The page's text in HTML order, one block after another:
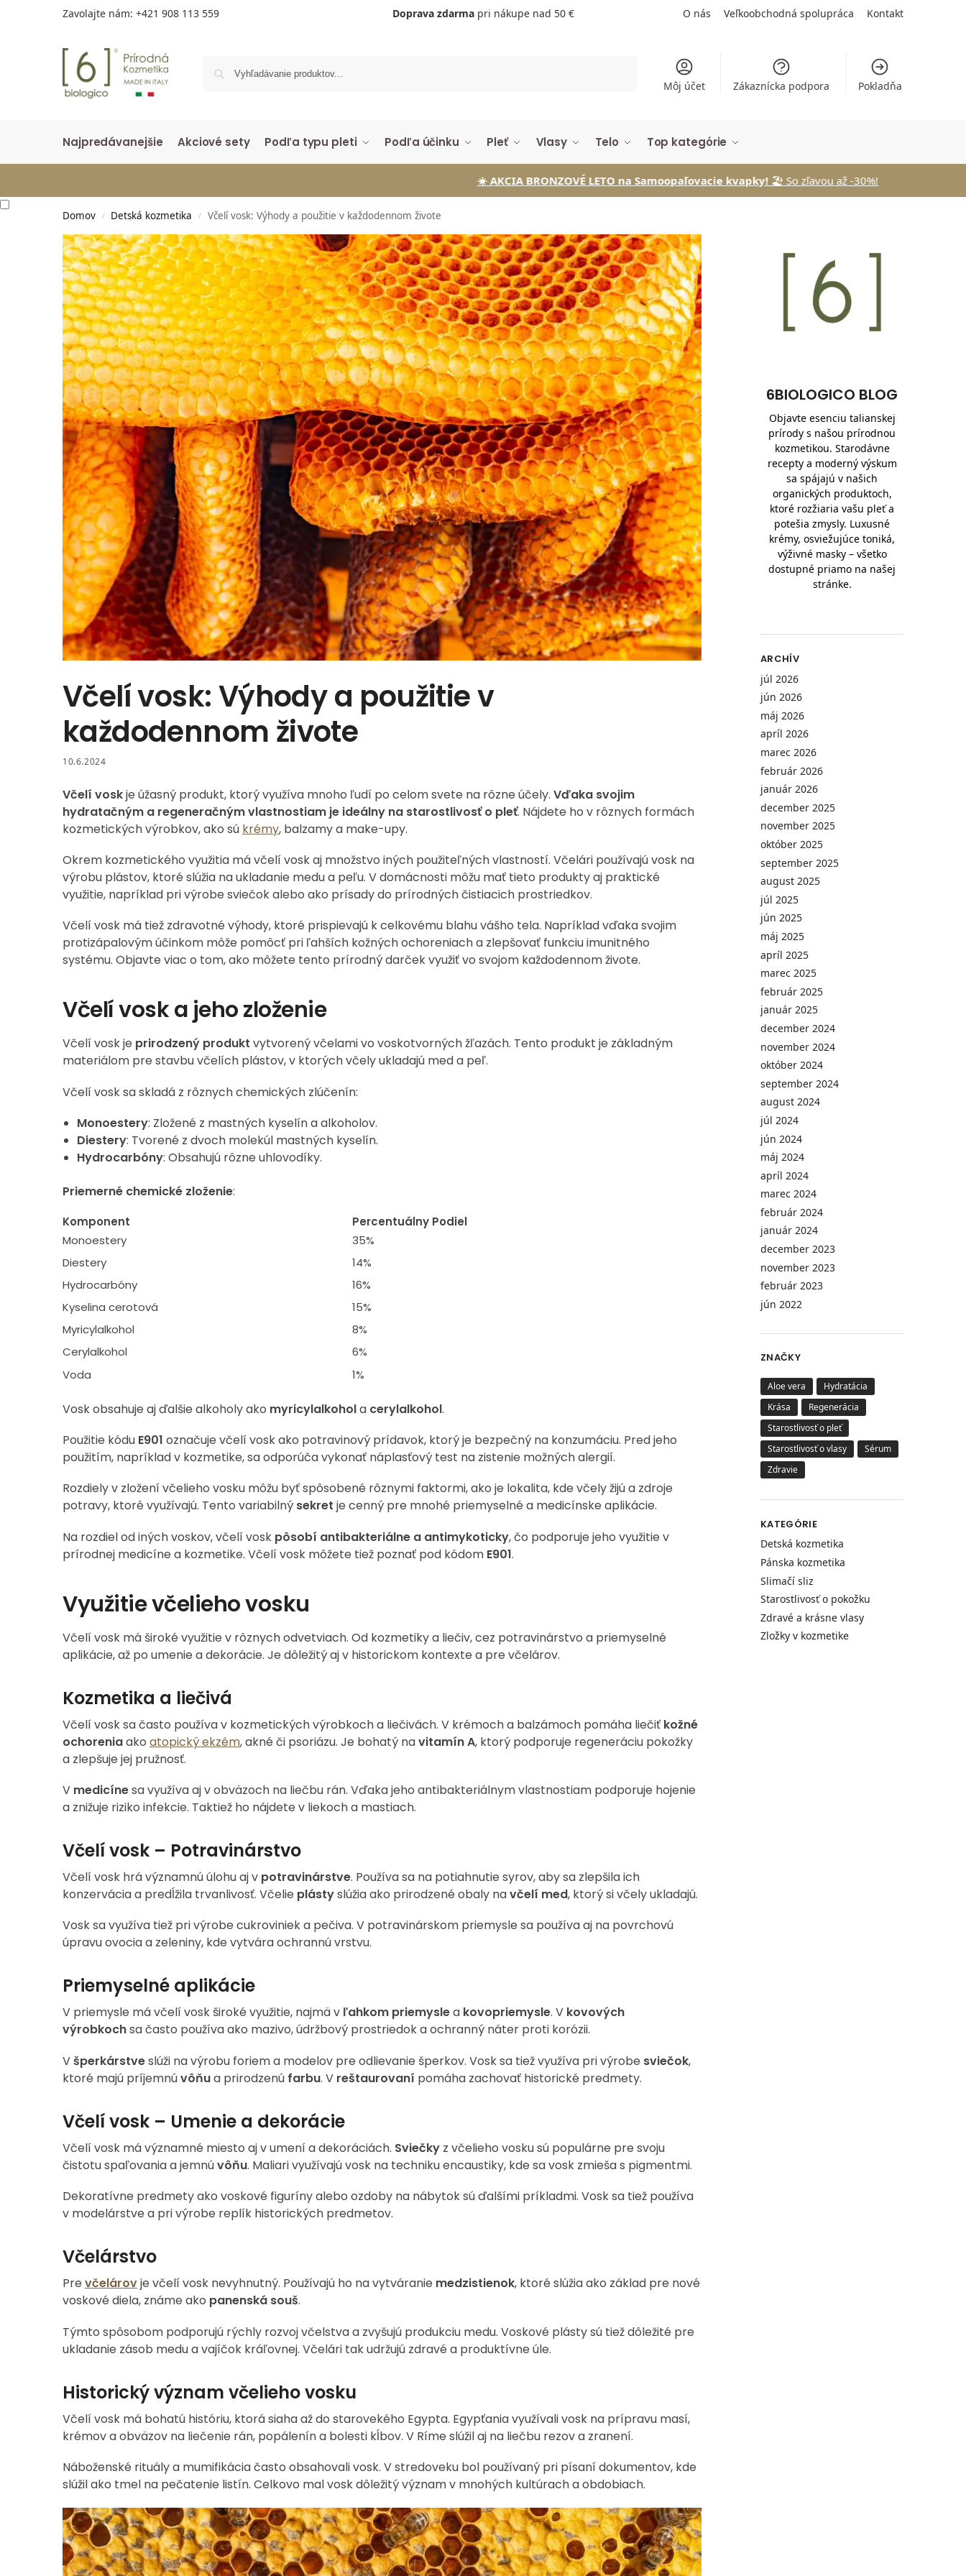
Zavolajte nám: +421 908 113 559 Doprava zdarmapri nákupe nad 50 € O nás Veľkoobchodná spolupráca Kontakt
Môj účet Zákaznícka podpora Pokladňa
Najpredávanejšie Akciové sety Podľa typu pleti Podľa účinku Pleť Vlasy Telo Top kategórie
☀️ AKCIA BRONZOVÉ LETO na Samoopaľovacie kvapky!🏖️ So zľavou až -30%!
Domov / Detská kozmetika / Včelí vosk: Výhody a použitie v každodennom živote
Včelí vosk: Výhody a použitie v
každodennom živote
10.6.2024
Včelí voskje úžasný produkt, ktorý využíva mnoho ľudí po celom svete na rôzne účely. Vďaka svojim
hydratačným a regeneračným vlastnostiam je ideálny na starostlivosť o pleť. Nájdete ho v rôznych formách
kozmetických výrobkov, ako sú krémy, balzamy a make-upy.
Okrem kozmetického využitia má včelí vosk aj množstvo iných použiteľných vlastností. Včelári používajú vosk na
výrobu plástov, ktoré slúžia na ukladanie medu a peľu. V domácnosti môžu mať tieto produkty aj praktické
využitie, napríklad pri výrobe sviečok alebo ako prísady do prírodných čistiacich prostriedkov.
Včelí vosk má tiež zdravotné výhody, ktoré prispievajú k celkovému blahu vášho tela. Napríklad vďaka svojim
protizápalovým účinkom môže pomôcť pri ľahších kožných ochoreniach a zlepšovať funkciu imunitného
systému. Objavte viac o tom, ako môžete tento prírodný darček využiť vo svojom každodennom živote.
Včelí vosk a jeho zloženie
Včelí vosk je prirodzený produkt vytvorený včelami vo voskotvorných žľazách. Tento produkt je základným
materiálom pre stavbu včelích plástov, v ktorých včely ukladajú med a peľ.
Včelí vosk sa skladá z rôznych chemických zlúčenín:
Monoestery: Zložené z mastných kyselín a alkoholov.
Diestery: Tvorené z dvoch molekúl mastných kyselín.
Hydrocarbóny: Obsahujú rôzne uhlovodíky.
Priemerné chemické zloženie:
Komponent
Percentuálny Podiel
Monoestery
35%
Diestery
14%
Hydrocarbóny
16%
Kyselina cerotová
15%
Myricylalkohol
8%
Cerylalkohol
6%
Voda
1%
Vosk obsahuje aj ďalšie alkoholy ako myricylalkohola cerylalkohol.
Použitie kódu E901 označuje včelí vosk ako potravinový prídavok, ktorý je bezpečný na konzumáciu. Pred jeho
použitím, napríklad v kozmetike, sa odporúča vykonať náplasťový test na zistenie možných alergií.
Rozdiely v zložení včelieho vosku môžu byť spôsobené rôznymi faktormi, ako je lokalita, kde včely žijú a zdroje
potravy, ktoré využívajú. Tento variabilný sekret je cenný pre mnohé priemyselné a medicínske aplikácie.
Na rozdiel od iných voskov, včelí vosk pôsobí antibakteriálne a antimykoticky, čo podporuje jeho využitie v
prírodnej medicíne a kozmetike. Včelí vosk môžete tiež poznať pod kódom E901.
Využitie včelieho vosku
Včelí vosk má široké využitie v rôznych odvetviach. Od kozmetiky a liečiv, cez potravinárstvo a priemyselné
aplikácie, až po umenie a dekorácie. Je dôležitý aj v historickom kontexte a pre včelárov.
Kozmetika a liečivá
Včelí vosk sa často používa v kozmetických výrobkoch a liečivách. V krémoch a balzámoch pomáha liečiť kožné
ochoreniaako atopický ekzém, akné či psoriázu. Je bohatý navitamín A, ktorý podporuje regeneráciu pokožky
a zlepšuje jej pružnosť.
V medicínesa využíva aj v obväzoch na liečbu rán. Vďaka jeho antibakteriálnym vlastnostiam podporuje hojenie
a znižuje riziko infekcie. Taktiež ho nájdete v liekoch a mastiach.
Včelí vosk – Potravinárstvo
Včelí vosk hrá významnú úlohu aj v potravinárstve. Používa sa na potiahnutie syrov, aby sa zlepšila ich
konzervácia a predĺžila trvanlivosť. Včelie plástyslúžia ako prirodzené obaly navčelí med, ktorý si včely ukladajú.
Vosk sa využíva tiež pri výrobe cukroviniek a pečiva. V potravinárskom priemysle sa používa aj na povrchovú
úpravu ovocia a zeleniny, kde vytvára ochrannú vrstvu.
Priemyselné aplikácie
V priemysle má včelí vosk široké využitie, najmä v ľahkom priemyslea kovopriemysle. V kovových
výrobkochsa často používa ako mazivo, údržbový prostriedok a ochranný náter proti korózii.
Všperkárstveslúži na výrobu foriem a modelov pre odlievanie šperkov. Vosk sa tiež využíva pri výrobe sviečok,
ktoré majú príjemnúvôňua prirodzenú farbu. V reštaurovaní pomáha zachovať historické predmety.
Včelí vosk – Umenie a dekorácie
Včelí vosk má významné miesto aj v umení a dekoráciách. Sviečky z včelieho vosku sú populárne pre svoju
čistotu spaľovania a jemnúvôňu. Maliari využívajú vosk na techniku encaustiky, kde sa vosk zmieša s pigmentmi.
Dekoratívne predmety ako voskové figuríny alebo ozdoby na nábytok sú ďalšími príkladmi. Vosk sa tiež používa
v modelárstve a pri výrobe replík historických predmetov.
Včelárstvo
Pre včelárovje včelí vosk nevyhnutný. Používajú ho na vytváranie medzistienok, ktoré slúžia ako základ pre nové
voskové diela, známe ako panenská souš.
Týmto spôsobom podporujú rýchly rozvoj včelstva a zvyšujú produkciu medu. Voskové plásty sú tiež dôležité pre
ukladanie zásob medu a vajíčok kráľovnej. Včelári tak udržujú zdravé a produktívne úle.
Historický význam včelieho vosku
Včelí vosk má bohatú históriu, ktorá siaha až do starovekého Egypta. Egypťania využívali vosk na prípravu masí,
krémov a obväzov na liečenie rán, popálenín a bolesti kĺbov. V Ríme slúžil aj na liečbu rezov a zranení.
Náboženské rituály a mumifikácia často obsahovali vosk. V stredoveku bol používaný pri písaní dokumentov, kde
slúžil ako tmel na pečatenie listín. Celkovo mal vosk dôležitý význam v mnohých kultúrach a obdobiach.
6BIOLOGICO BLOG
Objavte esenciu talianskej
prírody s našou prírodnou
kozmetikou. Starodávne
recepty a moderný výskum
sa spájajú v našich
organických produktoch,
ktoré rozžiaria vašu pleť a
potešia zmysly. Luxusné
krémy, osviežujúce toniká,
výživné masky – všetko
dostupné priamo na našej
stránke.
ARCHÍV
júl 2026
jún 2026
máj 2026
apríl 2026
marec 2026
február 2026
január 2026
december 2025
november 2025
október 2025
september 2025
august 2025
júl 2025
jún 2025
máj 2025
apríl 2025
marec 2025
február 2025
január 2025
december 2024
november 2024
október 2024
september 2024
august 2024
júl 2024
jún 2024
máj 2024
apríl 2024
marec 2024
február 2024
január 2024
december 2023
november 2023
február 2023
jún 2022
ZNAČKY
Aloe vera
Hydratácia
Krása
Regenerácia
Starostlivosť o pleť
Starostlivosť o vlasy
Sérum
Zdravie
KATEGÓRIE
Detská kozmetika
Pánska kozmetika
Slimačí sliz
Starostlivosť o pokožku
Zdravé a krásne vlasy
Zložky v kozmetike